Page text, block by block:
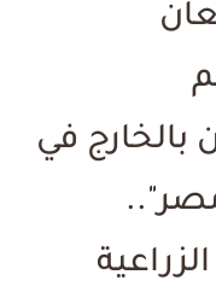
بالخارج في